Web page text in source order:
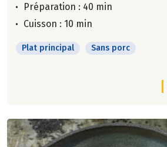
Préparation : 40 min
Cuisson : 10 min
Plat principal Sans porc